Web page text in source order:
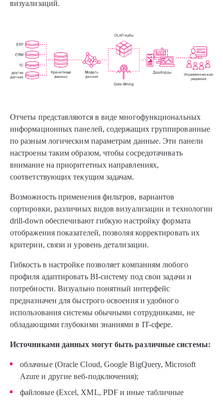
визуализаций.
Отчеты представляются в виде многофункциональных
информационных панелей, содержащих группированные
по разным логическим параметрам данные. Эти панели
настроены таким образом, чтобы сосредотачивать
внимание на приоритетных направлениях,
соответствующих текущим задачам.
Возможность применения фильтров, вариантов
сортировки, различных видов визуализации и технологии
drill-down обеспечивают гибкую настройку формата
отображения показателей, позволяя корректировать их
критерии, связи и уровень детализации.
Гибкость в настройке позволяет компаниям любого
профиля адаптировать BI-систему под свои задачи и
потребности. Визуально понятный интерфейс
предназначен для быстрого освоения и удобного
использования системы обычными сотрудниками, не
обладающими глубокими знаниями в IT-сфере.
Источниками данных могут быть различные системы:
облачные (Oracle Cloud, Google BigQuery, Microsoft
Azure и другие веб-подключения);
файловые (Excel, XML, PDF и иные табличные